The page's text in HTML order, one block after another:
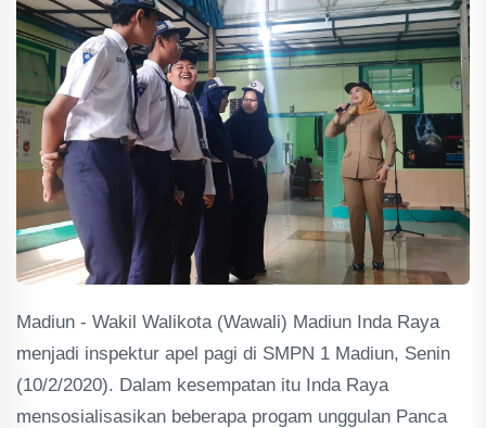
Madiun - Wakil Walikota (Wawali) Madiun Inda Raya
menjadi inspektur apel pagi di SMPN 1 Madiun, Senin
(10/2/2020). Dalam kesempatan itu Inda Raya
mensosialisasikan beberapa progam unggulan Panca